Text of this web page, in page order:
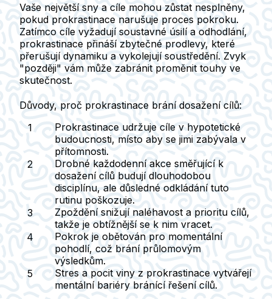
Vaše největší sny a cíle mohou zůstat nesplněny,
pokud prokrastinace narušuje proces pokroku.
Zatímco cíle vyžadují soustavné úsilí a odhodlání,
prokrastinace přináší zbytečné prodlevy, které
přerušují dynamiku a vykolejují soustředění. Zvyk
"později" vám může zabránit proměnit touhy ve
skutečnost.
Důvody, proč prokrastinace brání dosažení cílů:
Prokrastinace udržuje cíle v hypotetické
budoucnosti, místo aby se jimi zabývala v
přítomnosti.
Drobné každodenní akce směřující k
dosažení cílů budují dlouhodobou
disciplínu, ale důsledné odkládání tuto
rutinu poškozuje.
Zpoždění snižují naléhavost a prioritu cílů,
takže je obtížnější se k nim vracet.
Pokrok je obětován pro momentální
pohodlí, což brání průlomovým
výsledkům.
Stres a pocit viny z prokrastinace vytvářejí
mentální bariéry bránící řešení cílů.